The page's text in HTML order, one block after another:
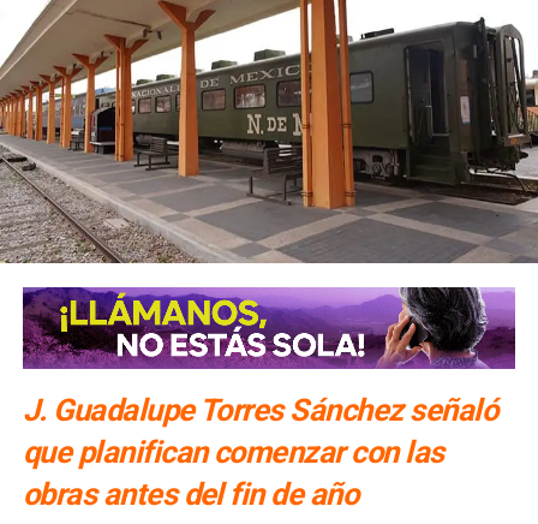
J. Guadalupe Torres Sánchez señaló
que planifican comenzar con las
obras antes del fin de año